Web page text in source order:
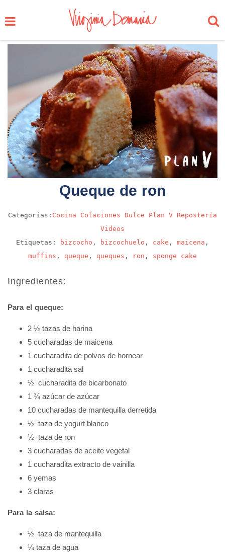
Queque de ron
Categorías: Cocina Colaciones Dulce Plan V Repostería
Videos
Etiquetas:
bizcocho , bizcochuelo , cake , maicena ,
muffins , queque , queques , ron , sponge cake
Ingredientes:
Para el queque:
2 ½ tazas de harina
5 cucharadas de maicena
1 cucharadita de polvos de hornear
1 cucharadita sal
½ cucharadita de bicarbonato
1 ¾ azúcar de azúcar
10 cucharadas de mantequilla derretida
½ taza de yogurt blanco
½ taza de ron
3 cucharadas de aceite vegetal
1 cucharadita extracto de vainilla
6 yemas
3 claras
Para la salsa:
½ taza de mantequilla
¼ taza de agua